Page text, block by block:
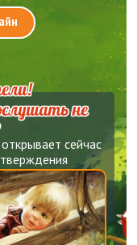
сейчас
центра
Помните ли Вы
не